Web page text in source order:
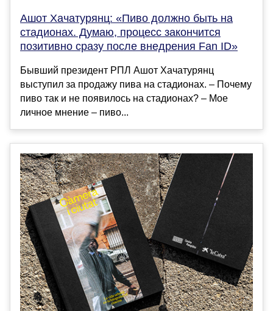
Ашот Хачатурянц: «Пиво должно быть на
стадионах. Думаю, процесс закончится
позитивно сразу после внедрения Fan ID»
Бывший президент РПЛ Ашот Хачатурянц
выступил за продажу пива на стадионах. – Почему
пиво так и не появилось на стадионах? – Мое
личное мнение – пиво...